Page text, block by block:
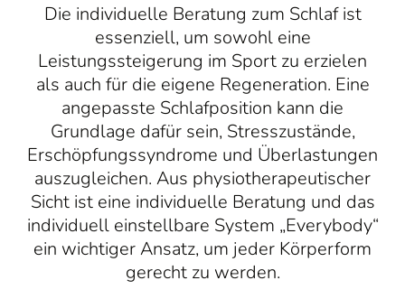
Die individuelle Beratung zum Schlaf ist
essenziell, um sowohl eine
Leistungssteigerung im Sport zu erzielen
als auch für die eigene Regeneration. Eine
angepasste Schlafposition kann die
Grundlage dafür sein, Stresszustände,
Erschöpfungssyndrome und Überlastungen
auszugleichen. Aus physiotherapeutischer
Sicht ist eine individuelle Beratung und das
individuell einstellbare System „Everybody“
ein wichtiger Ansatz, um jeder Körperform
gerecht zu werden.